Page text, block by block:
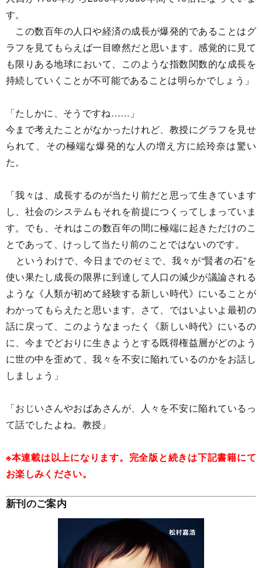
す。
この数百年の人口や経済の成長が爆発的であることはグ
ラフを見てもらえば一目瞭然だと思います。感覚的に見て
も限りある地球において、このような指数関数的な成長を
持続していくことが不可能であることは明らかでしょう」
「たしかに、そうですね……」
今まで考えたことがなかったけれど、教授にグラフを見せ
られて、その極端な爆発的な人の増え方に絵玲奈は驚い
た。
「我々は、成長するのが当たり前だと思って生きています
し、社会のシステムもそれを前提につくってしまっていま
す。でも、それはこの数百年の間に極端に起きただけのこ
とであって、けっして当たり前のことではないのです。
というわけで、今日までのゼミで、我々が“賢者の石”を
使い果たし成長の限界に到達して人口の減少が議論される
ような《人類が初めて経験する新しい時代》にいることが
わかってもらえたと思います。さて、ではいよいよ最初の
話に戻って、このようなまったく《新しい時代》にいるの
に、今までどおりに生きようとする既得権益層がどのよう
に世の中を歪めて、我々を不安に陥れているのかをお話し
しましょう」
「おじいさんやおばあさんが、人々を不安に陥れているっ
て話でしたよね。教授」
※本連載は以上になります。完全版と続きは下記書籍にて
お楽しみください。
新刊のご案内